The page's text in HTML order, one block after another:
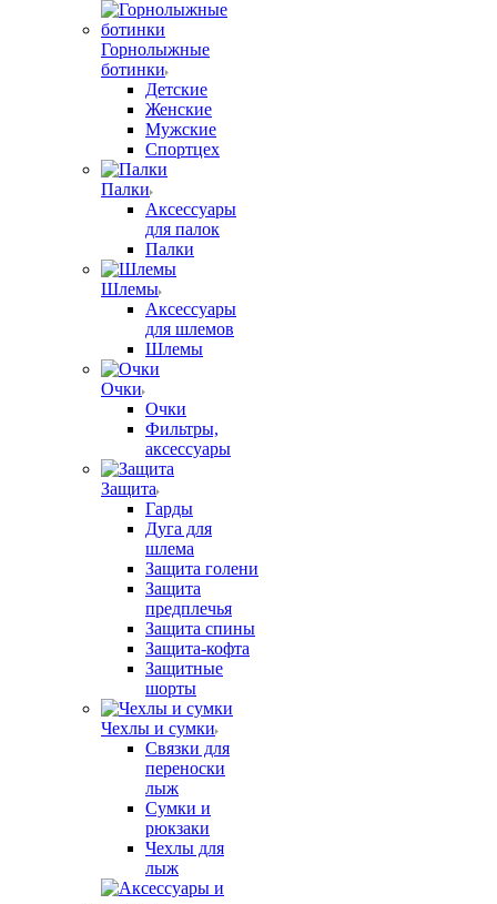
Горнолыжные
ботинки
Детские
Женские
Мужские
Спортцех
Палки
Аксессуары
для палок
Палки
Шлемы
Аксессуары
для шлемов
Шлемы
Очки
Очки
Фильтры,
аксессуары
Защита
Гарды
Дуга для
шлема
Защита голени
Защита
предплечья
Защита спины
Защита-кофта
Защитные
шорты
Чехлы и сумки
Связки для
переноски
лыж
Сумки и
рюкзаки
Чехлы для
лыж